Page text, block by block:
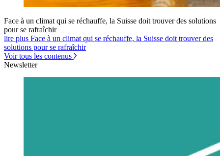
Face à un climat qui se réchauffe, la Suisse doit trouver des solutions
pour se rafraîchir
lire plus Face à un climat qui se réchauffe, la Suisse doit trouver des
solutions pour se rafraîchir
Voir tous les contenus
Newsletter